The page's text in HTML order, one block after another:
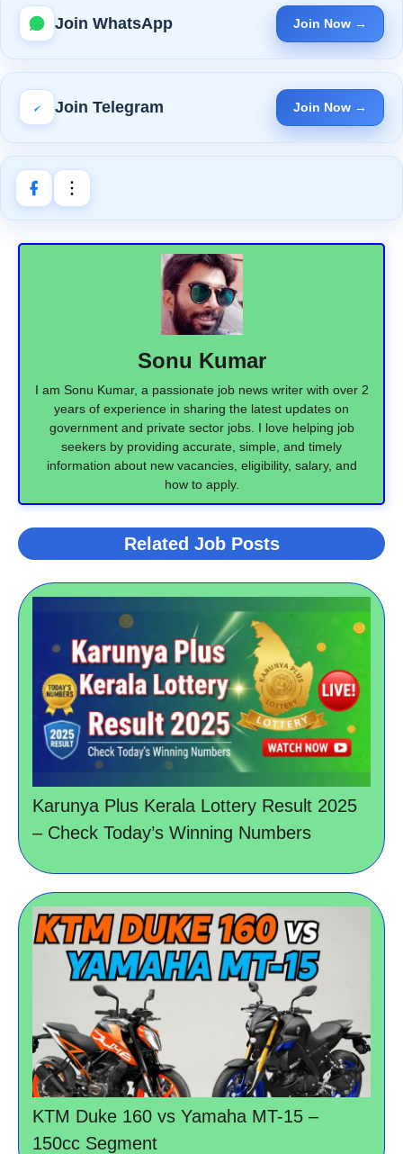
Join WhatsApp Join Now →
Join Telegram Join Now →
Sonu Kumar
I am Sonu Kumar, a passionate job news writer with over 2
years of experience in sharing the latest updates on
government and private sector jobs. I love helping job
seekers by providing accurate, simple, and timely
information about new vacancies, eligibility, salary, and
how to apply.
Related Job Posts
Karunya Plus Kerala Lottery Result 2025
– Check Today’s Winning Numbers
KTM Duke 160 vs Yamaha MT-15 –
150cc Segment